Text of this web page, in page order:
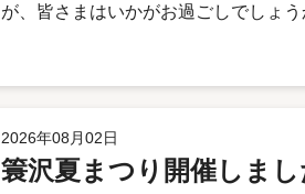
が、皆さまはいかがお過ごしでしょう
2026年08月02日
簑沢夏まつり開催しまし